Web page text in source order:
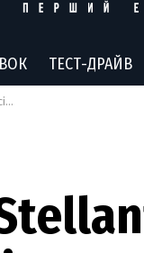
ТЕСТ-ДРАЙВ